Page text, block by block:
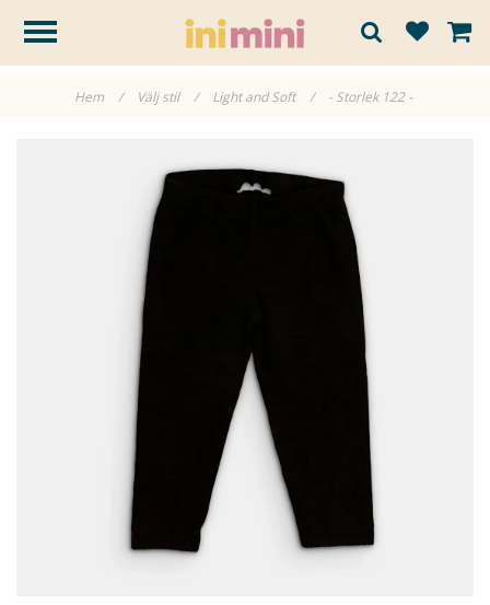
Hem / Välj stil / Light and Soft / - Storlek 122 -